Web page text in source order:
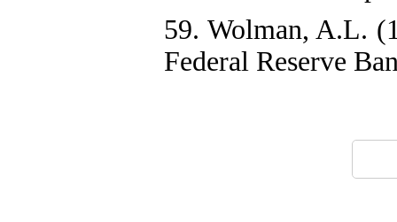
59. Wolman, A.L.
Federal Reserve